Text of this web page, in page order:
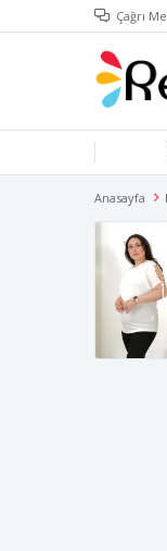
Çağrı
Anasayfa